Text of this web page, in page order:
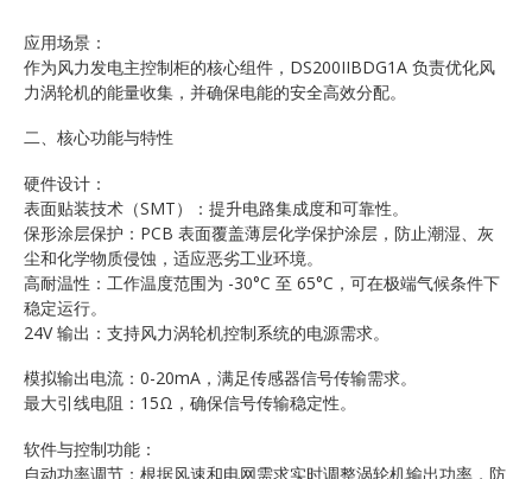
应用场景：
作为风力发电主控制柜的核心组件，DS200IIBDG1A 负责优化风
力涡轮机的能量收集，并确保电能的安全高效分配。
二、核心功能与特性
硬件设计：
表面贴装技术（SMT）：提升电路集成度和可靠性。
保形涂层保护：PCB 表面覆盖薄层化学保护涂层，防止潮湿、灰
尘和化学物质侵蚀，适应恶劣工业环境。
高耐温性：工作温度范围为 -30°C 至 65°C，可在极端气候条件下
稳定运行。
24V 输出：支持风力涡轮机控制系统的电源需求。
模拟输出电流：0-20mA，满足传感器信号传输需求。
最大引线电阻：15Ω，确保信号传输稳定性。
软件与控制功能：
自动功率调节：根据风速和电网需求实时调整涡轮机输出功率，防